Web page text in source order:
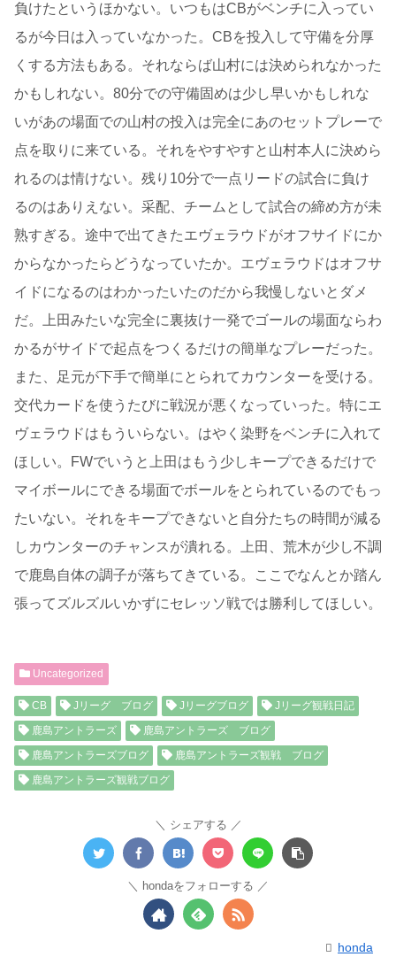
負けたというほかない。いつもはCBがベンチに入ってい
るが今日は入っていなかった。CBを投入して守備を分厚
くする方法もある。それならば山村には決められなかった
かもしれない。80分での守備固めは少し早いかもしれな
いがあの場面での山村の投入は完全にあのセットプレーで
点を取りに来ている。それをやすやすと山村本人に決めら
れるのは情けない。残り10分で一点リードの試合に負け
るのはありえない。采配、チームとして試合の締め方が未
熟すぎる。途中で出てきたエヴェラウドがオフサイドにか
からなかったらどうなっていたか。エヴェラウドはオフサ
イドになるのはわかったいたのだから我慢しないとダメ
だ。上田みたいな完全に裏抜け一発でゴールの場面ならわ
かるがサイドで起点をつくるだけの簡単なプレーだった。
また、足元が下手で簡単にとられてカウンターを受ける。
交代カードを使うたびに戦況が悪くなっていった。特にエ
ヴェラウドはもういらない。はやく染野をベンチに入れて
ほしい。FWでいうと上田はもう少しキープできるだけで
マイボールにできる場面でボールをとられているのでもっ
たいない。それをキープできないと自分たちの時間が減る
しカウンターのチャンスが潰れる。上田、荒木が少し不調
で鹿島自体の調子が落ちてきている。ここでなんとか踏ん
張ってズルズルいかずにセレッソ戦では勝利してほしい。
Uncategorized
CB Jリーグ ブログ Jリーグブログ
Jリーグ観戦日記
鹿島アントラーズ
鹿島アントラーズ ブログ
鹿島アントラーズブログ
鹿島アントラーズ観戦 ブログ
鹿島アントラーズ観戦ブログ
シェアする
hondaをフォローする
honda